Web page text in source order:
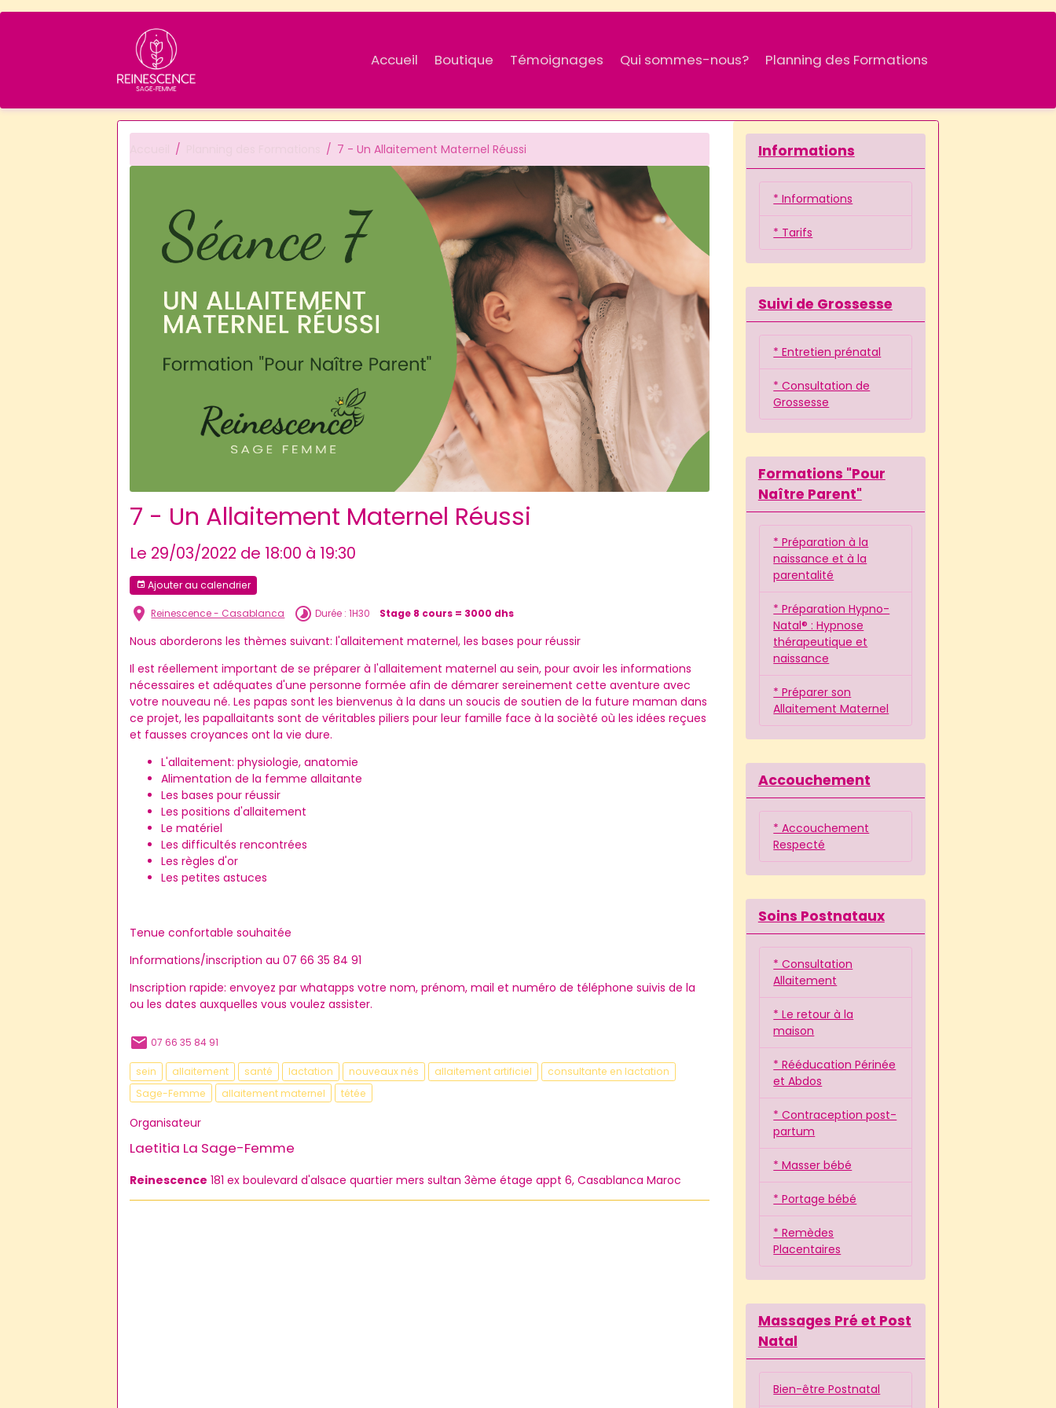
Accueil Boutique Témoignages Qui sommes-nous? Planning des Formations
7 - Un Allaitement Maternel Réussi
7 - Un Allaitement Maternel Réussi
Le 29/03/2022 de 18:00 à 19:30
Ajouter au calendrier
Reinescence - Casablanca Durée : 1H30 Stage 8 cours = 3000 dhs
Nous aborderons les thèmes suivant: l'allaitement maternel, les bases pour réussir
Il est réellement important de se préparer à l'allaitement maternel au sein, pour avoir les informations
nécessaires et adéquates d'une personne formée afin de démarer sereinement cette aventure avec
votre nouveau né. Les papas sont les bienvenus à la dans un soucis de soutien de la future maman dans
ce projet, les papallaitants sont de véritables piliers pour leur famille face à la socièté où les idées reçues
et fausses croyances ont la vie dure.
L'allaitement: physiologie, anatomie
Alimentation de la femme allaitante
Les bases pour réussir
Les positions d'allaitement
Le matériel
Les difficultés rencontrées
Les règles d'or
Les petites astuces
Tenue confortable souhaitée
Informations/inscription au 07 66 35 84 91
Inscription rapide: envoyez par whatapps votre nom, prénom, mail et numéro de téléphone suivis de la
ou les dates auxquelles vous voulez assister.
07 66 35 84 91
sein allaitement santé lactation nouveaux nés allaitement artificiel
consultante en lactation
Sage-Femme
allaitement maternel tétée
Organisateur
Laetitia La Sage-Femme
Reinescence 181 ex boulevard d'alsace quartier mers sultan 3ème étage appt 6, Casablanca Maroc
Informations
* Informations
* Tarifs
Suivi de Grossesse
* Entretien prénatal
* Consultation de
Grossesse
Formations "Pour
Naître Parent"
* Préparation à la
naissance et à la
parentalité
* Préparation Hypno-
Natal® : Hypnose
thérapeutique et
naissance
* Préparer son
Allaitement Maternel
Accouchement
* Accouchement
Respecté
Soins Postnataux
* Consultation
Allaitement
* Le retour à la
maison
* Rééducation Périnée
et Abdos
* Contraception post-
partum
* Masser bébé
* Portage bébé
* Remèdes
Placentaires
Massages Pré et Post
Natal
Bien-être Postnatal